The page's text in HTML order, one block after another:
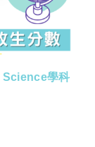
Science學科